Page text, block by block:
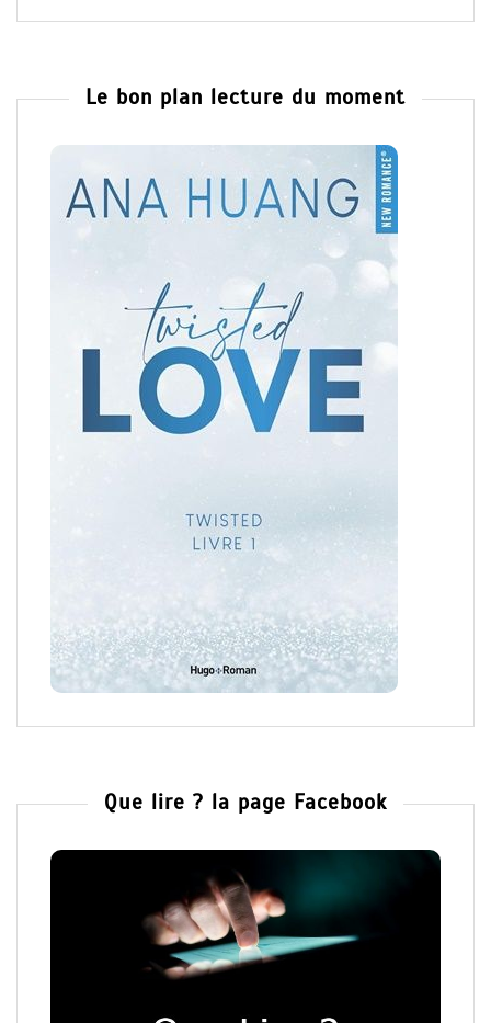
Le bon plan lecture du moment
Que lire ? la page Facebook